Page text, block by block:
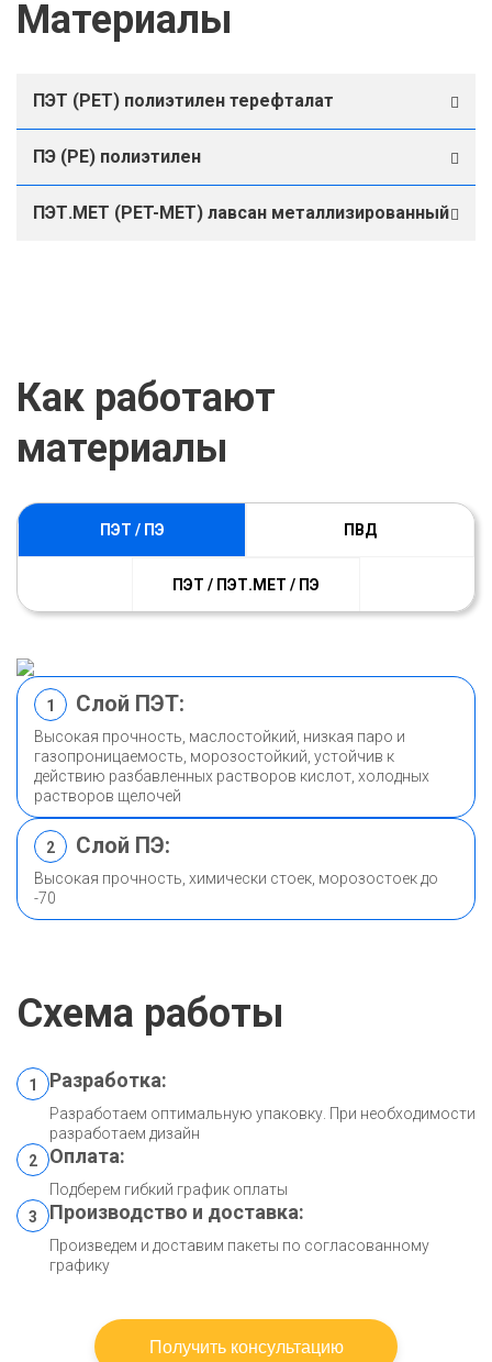
Материалы
ПЭТ (PET) полиэтилен терефталат
ПЭ (PE) полиэтилен
ПЭТ.МЕТ (PET-МЕТ) лавсан металлизированный
Как работают
материалы
ПЭТ / ПЭ ПВД
ПЭТ / ПЭТ.МЕТ / ПЭ
1 Слой ПЭТ:
Высокая прочность, маслостойкий, низкая паро и
газопроницаемость, морозостойкий, устойчив к
действию разбавленных растворов кислот, холодных
растворов щелочей
2 Слой ПЭ:
Высокая прочность, химически стоек, морозостоек до
-70
Схема работы
1 Разработка:
Разработаем оптимальную упаковку. При необходимости
разработаем дизайн
2
Оплата:
Подберем гибкий график оплаты
3
Производство и доставка:
Произведем и доставим пакеты по согласованному
графику
Получить консультацию